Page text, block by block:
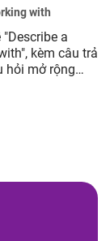
with
a
kèm câu trả
hỏi mở rộng